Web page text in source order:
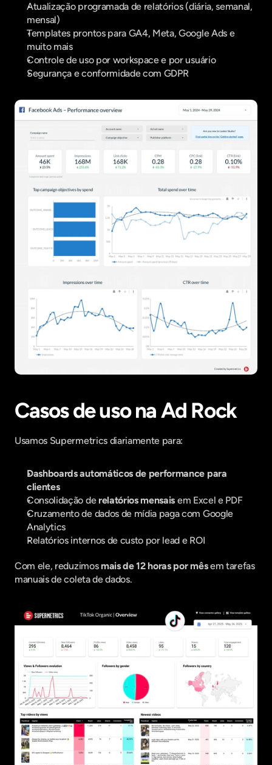
Atualização programada de relatórios (diária, semanal,
mensal)
Templates prontos para GA4, Meta, Google Ads e
muito mais
Controle de uso por workspace e por usuário
Segurança e conformidade com GDPR
Casos de uso na Ad Rock
Usamos Supermetrics diariamente para:
Dashboards automáticos de performance para
clientes
Consolidação de relatórios mensais em Excel e PDF
Cruzamento de dados de mídia paga com Google
Analytics
Relatórios internos de custo por lead e ROI
Com ele, reduzimos mais de 12 horas por mês em tarefas
manuais de coleta de dados.